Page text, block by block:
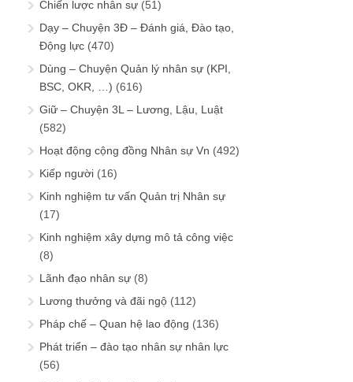
Chiến lược nhân sự (51)
Dạy – Chuyện 3Đ – Đánh giá, Đào tạo,
Động lực (470)
Dùng – Chuyện Quản lý nhân sự (KPI,
BSC, OKR, …) (616)
Giữ – Chuyện 3L – Lương, Lậu, Luật
(582)
Hoạt động cộng đồng Nhân sự Vn (492)
Kiếp người (16)
Kinh nghiệm tư vấn Quản trị Nhân sự
(17)
Kinh nghiệm xây dựng mô tả công việc
(8)
Lãnh đạo nhân sự (8)
Lương thưởng và đãi ngộ (112)
Pháp chế – Quan hệ lao động (136)
Phát triển – đào tạo nhân sự nhân lực
(56)